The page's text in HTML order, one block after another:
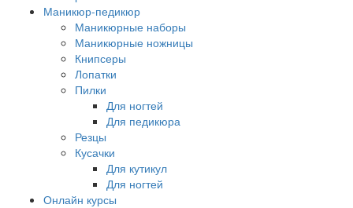
Маникюр-педикюр
Маникюрные наборы
Маникюрные ножницы
Книпсеры
Лопатки
Пилки
Для ногтей
Для педикюра
Резцы
Кусачки
Для кутикул
Для ногтей
Онлайн курсы